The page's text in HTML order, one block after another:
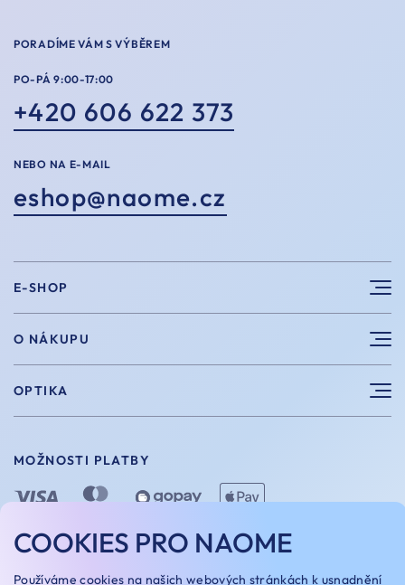
PORADÍME VÁM S VÝBĚREM
PO-PÁ 9:00-17:00
+420 606 622 373
NEBO NA E-MAIL
eshop@naome.cz
E-SHOP
Sluneční brýle
Sportovní brýle
Vintage brýle
Doplňky
Dárkové poukazy
O NÁKUPU
Výhody nákupu u nás
Velikosti
Vrácení a výměna
Doprava a platba
Naome+
OPTIKA
O nás
MOŽNOSTI PLATBY
MOŽNOSTI DOPRAVY
COOKIES PRO NAOME
Používámecookies na našich webových stránkách k usnadnění